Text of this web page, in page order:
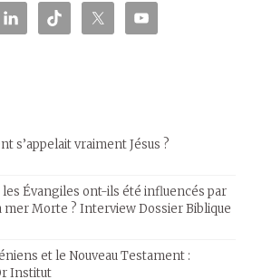
s’appelait vraiment Jésus ?
les Évangiles ont-ils été influencés par
mer Morte ? Interview Dossier Biblique
et le Nouveau Testament :
Institut